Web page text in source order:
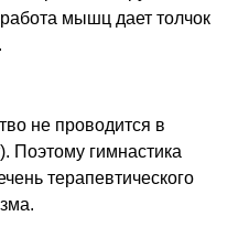
мышц дает толчок
не проводится в
Поэтому гимнастика
терапевтического